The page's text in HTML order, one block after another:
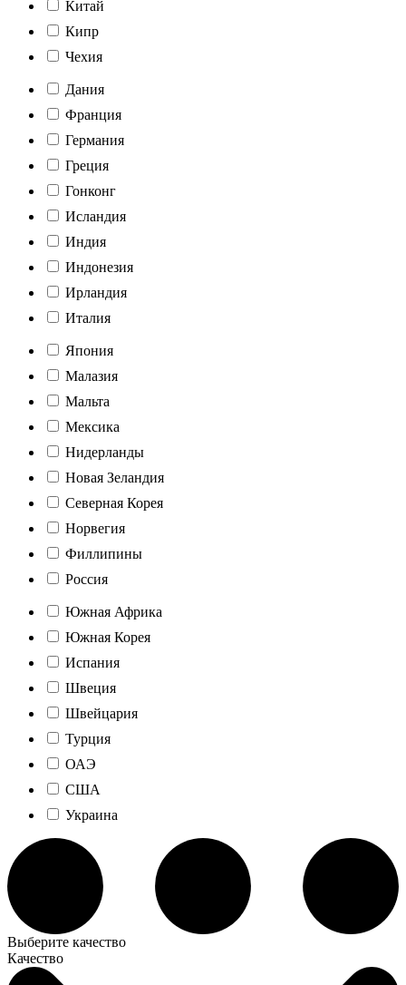
Китай
Кипр
Чехия
Дания
Франция
Германия
Греция
Гонконг
Исландия
Индия
Индонезия
Ирландия
Италия
Япония
Малазия
Мальта
Мексика
Нидерланды
Новая Зеландия
Северная Корея
Норвегия
Филлипины
Россия
Южная Африка
Южная Корея
Испания
Швеция
Швейцария
Турция
ОАЭ
США
Украина
Выберите качество
Качество